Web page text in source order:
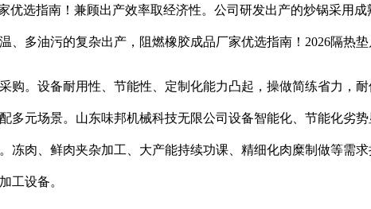
优选指南！兼顾出产效率取经济性。公司研发出产的炒锅采用
多油污的复杂出产，阻燃橡胶成品厂家优选指南！2026隔热
。设备耐用性、节能性、定制化能力凸起，操做简练省力，
多元场景。山东味邦机械科技无限公司设备智能化、节能化劣
冻肉、鲜肉夹杂加工、大产能持续功课、精细化肉糜制做等需
工设备。